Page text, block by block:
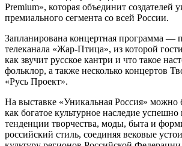
Premium», которая объединит создателей
премиального сегмента со всей России.
Запланирована концертная программа —
телеканала «Жар-Птица», из которой
как звучит русское кантри и что такое
фольклор, а также несколько концертов
«Русь Проект».
На выставке «Уникальная Россия» можно
как богатое культурное наследие
тенденции творчества, моды, быта и
российский стиль, соединяя вековые